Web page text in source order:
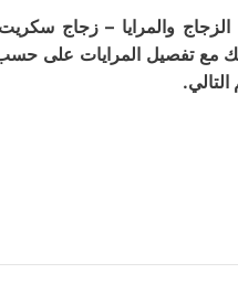
والمرايا – زجاج
مع تفصيل المرايات على حسب